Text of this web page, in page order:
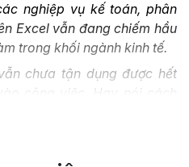
nghiệp vụ kế toán, phân
Excel vẫn đang chiếm hầu
trong khối ngành kinh tế.
chưa tận dụng được hết
công việc. Hay nói cách
lúng túng khi phải xử lý